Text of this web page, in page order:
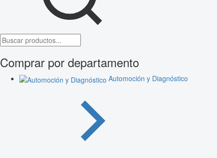
Comprar por departamento
Automoción y Diagnóstico